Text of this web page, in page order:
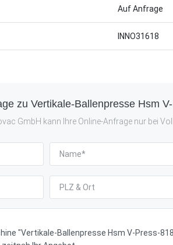
Auf Anfrage
INNO31618
zu Vertikale-Ballenpresse Hsm
GmbH kann Ihre Online-Anfrage nur bei